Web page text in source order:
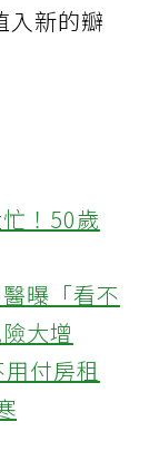
入新的瓣
！50歲
曝「看不
大增
付房租